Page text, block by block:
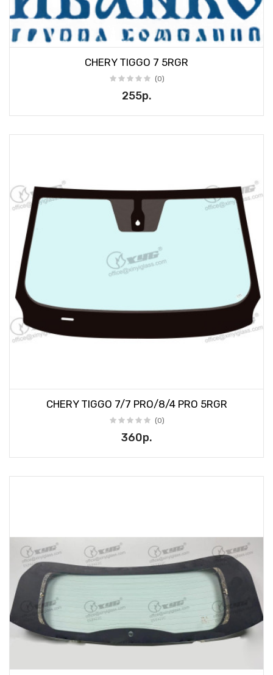
CHERY TIGGO 7 5RGR
(0)
255р.
CHERY TIGGO 7/7 PRO/8/4 PRO 5RGR
(0)
360р.